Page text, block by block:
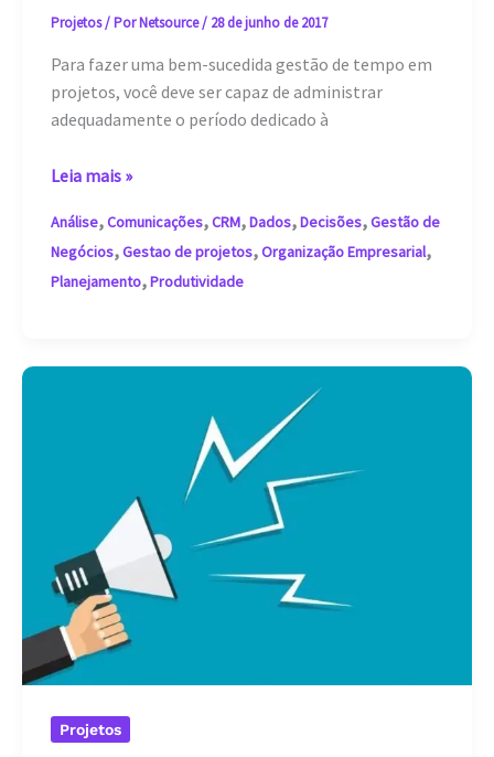
Projetos/ PorNetsource/ 28 de junho de 2017
Para fazer uma bem-sucedida gestão de tempo em
projetos, você deve ser capaz de administrar
adequadamente o período dedicado à
Confira
dicas
de
gestão
em
Leia mais »
Análise,Comunicações,CRM,Dados,Decisões,Gestão de
Negócios,Gestao de projetos,Organização Empresarial,
Planejamento,Produtividade
Projetos